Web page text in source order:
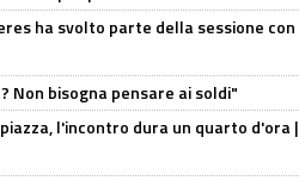
ha svolto parte della sessione con
Non bisogna pensare ai soldi"
l'incontro dura un quarto d'ora |